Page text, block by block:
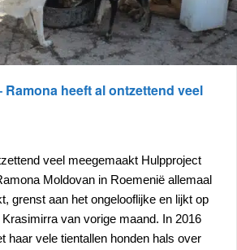
Ramona heeft al ontzettend veel
veel meegemaakt Hulpproject
Moldovan in Roemenië allemaal
grenst aan het ongelooflijke en lijkt op
van vorige maand. In 2016
haar vele tientallen honden hals over